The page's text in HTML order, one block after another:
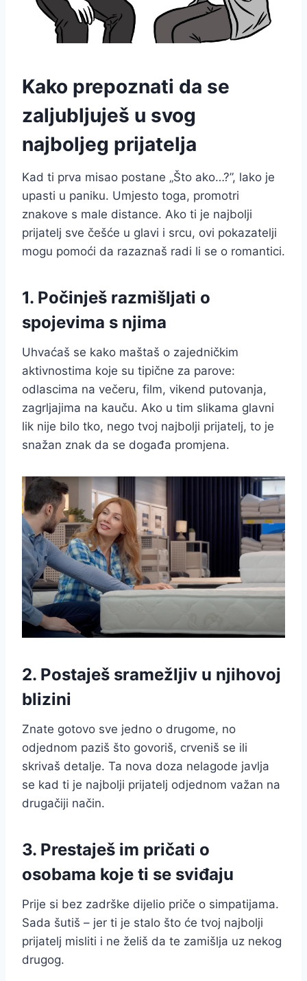
Kako prepoznati da se
zaljubljuješ u svog
najboljeg prijatelja
Kad ti prva misao postane „Što ako…?”, lako je
upasti u paniku. Umjesto toga, promotri
znakove s male distance. Ako ti je najbolji
prijatelj sve češće u glavi i srcu, ovi pokazatelji
mogu pomoći da razaznaš radi li se o romantici.
1. Počinješ razmišljati o
spojevima s njima
Uhvaćaš se kako maštaš o zajedničkim
aktivnostima koje su tipične za parove:
odlascima na večeru, film, vikend putovanja,
zagrljajima na kauču. Ako u tim slikama glavni
lik nije bilo tko, nego tvoj najbolji prijatelj, to je
snažan znak da se događa promjena.
2. Postaješ sramežljiv u njihovoj
blizini
Znate gotovo sve jedno o drugome, no
odjednom paziš što govoriš, crveniš se ili
skrivaš detalje. Ta nova doza nelagode javlja
se kad ti je najbolji prijatelj odjednom važan na
drugačiji način.
3. Prestaješ im pričati o
osobama koje ti se sviđaju
Prije si bez zadrške dijelio priče o simpatijama.
Sada šutiš – jer ti je stalo što će tvoj najbolji
prijatelj misliti i ne želiš da te zamišlja uz nekog
drugog.